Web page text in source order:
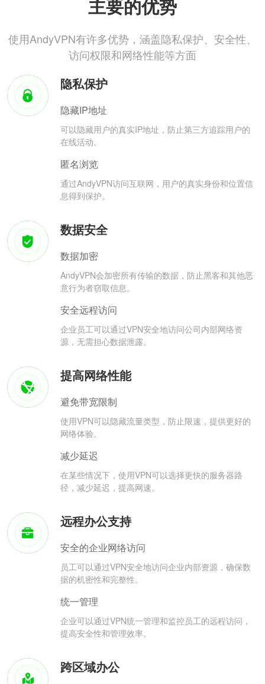
主要的优势
使用AndyVPN有许多优势，涵盖隐私保护、安全性、
访问权限和网络性能等方面
隐私保护
隐藏IP地址
可以隐藏用户的真实IP地址，防止第三方追踪用户的
在线活动。
匿名浏览
通过AndyVPN访问互联网，用户的真实身份和位置信
息得到保护。
数据安全
数据加密
AndyVPN会加密所有传输的数据，防止黑客和其他恶
意行为者窃取信息。
安全远程访问
企业员工可以通过VPN安全地访问公司内部网络资
源，无需担心数据泄露。
提高网络性能
避免带宽限制
使用VPN可以隐藏流量类型，防止限速，提供更好的
网络体验。
减少延迟
在某些情况下，使用VPN可以选择更快的服务器路
径，减少延迟，提高网速。
远程办公支持
安全的企业网络访问
员工可以通过VPN安全地访问企业内部资源，确保数
据的机密性和完整性。
统一管理
企业可以通过VPN统一管理和监控员工的远程访问，
提高安全性和管理效率。
跨区域办公